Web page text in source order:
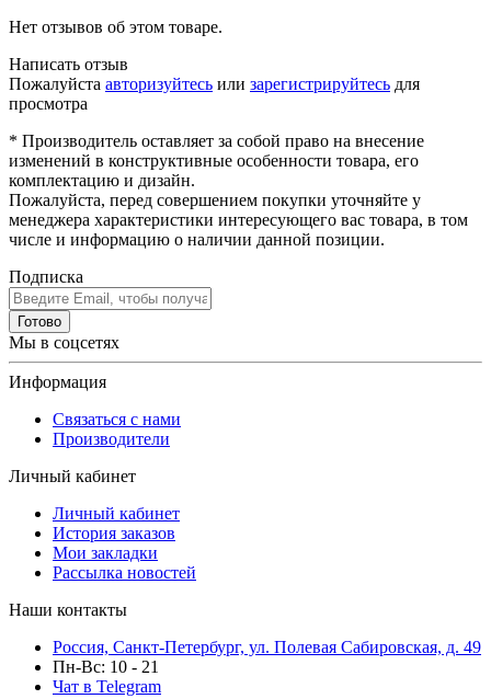
Нет отзывов об этом товаре.
Написать отзыв
Пожалуйста авторизуйтесь или зарегистрируйтесь для
просмотра
* Производитель оставляет за собой право на внесение
изменений в конструктивные особенности товара, его
комплектацию и дизайн.
Пожалуйста, перед совершением покупки уточняйте у
менеджера характеристики интересующего вас товара, в том
числе и информацию о наличии данной позиции.
Подписка
Готово
Мы в соцсетях
Информация
Связаться с нами
Производители
Личный кабинет
Личный кабинет
История заказов
Мои закладки
Рассылка новостей
Наши контакты
Россия, Санкт-Петербург, ул. Полевая Сабировская, д. 49
Пн-Вс: 10 - 21
Чат в Telegram